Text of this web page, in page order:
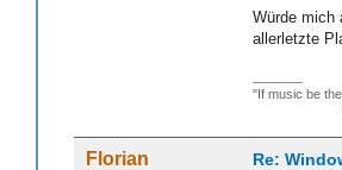
Würde mich
allerletzte
"If music be
William
Florian Re: